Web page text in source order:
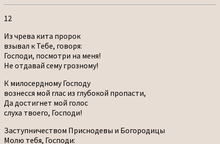
12
Из чрева кита пророк
взывал к Тебе, говоря:
Господи, посмотри на меня!
Не отдавай сему грозному!
К милосердному Господу
вознесся мой глас из глубокой пропасти,
Да достигнет мой голос
слуха твоего, Господи!
Заступничеством Приснодевы и Богородицы
Молю тебя, Господи: